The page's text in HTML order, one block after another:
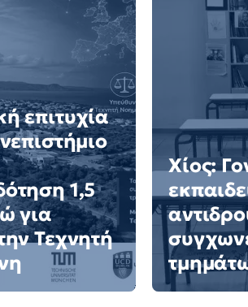
επιτυχία
1,5
για
Τεχνητή
Χίος: